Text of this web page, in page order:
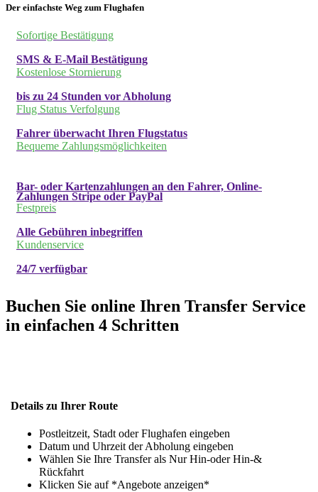
Der einfachste Weg zum Flughafen
Sofortige Bestätigung
SMS & E-Mail Bestätigung
Kostenlose Stornierung
bis zu 24 Stunden vor Abholung
Flug Status Verfolgung
Fahrer überwacht Ihren Flugstatus
Bequeme Zahlungsmöglichkeiten
Bar- oder Kartenzahlungen an den Fahrer, Online-
Zahlungen Stripe oder PayPal
Festpreis
Alle Gebühren inbegriffen
Kundenservice
24/7 verfügbar
Buchen Sie online Ihren Transfer Service
in einfachen 4 Schritten
Details zu Ihrer Route
Postleitzeit, Stadt oder Flughafen eingeben
Datum und Uhrzeit der Abholung eingeben
Wählen Sie Ihre Transfer als Nur Hin-oder Hin-&
Rückfahrt
Klicken Sie auf *Angebote anzeigen*